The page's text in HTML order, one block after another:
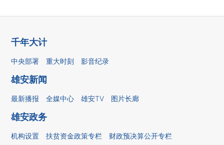
千年大计
中央部署 重大时刻 影音纪录
雄安新闻
最新播报 全媒中心 雄安TV 图片长廊
雄安政务
机构设置 扶贫资金政策专栏
财政预决算公开专栏